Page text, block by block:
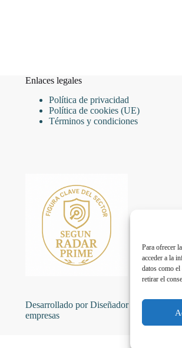
Para ofrecer
acceder a la
datos como
retirar el
Enlaces legales
Política de privacidad
Política de cookies (UE)
Términos y condiciones
Desarrollado por Diseñador web para
empresas